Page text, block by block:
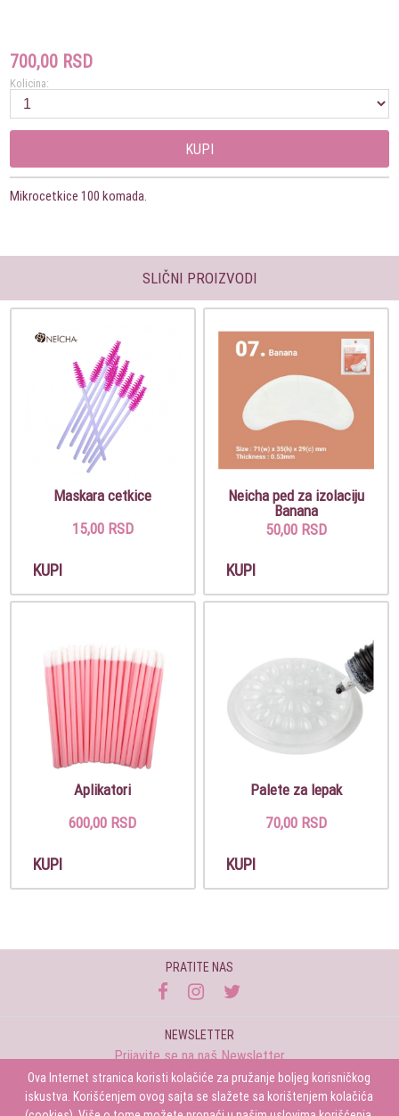
Ova Internet stranica koristi kolačiće za pružanje boljeg korisničkog
iskustva. Korišćenjem ovog sajta se slažete sa korištenjem kolačića
700,00 RSD
Kolicina:
KUPI
Mikrocetkice 100 komada.
SLIČNI PROIZVODI
Maskara cetkice
15,00 RSD
KUPI
Neicha ped za izolaciju
Banana
50,00 RSD
KUPI
Aplikatori
600,00 RSD
KUPI
Palete za lepak
70,00 RSD
KUPI
PRATITE NAS
NEWSLETTER
Prijavite se na naš Newsletter
Prijavi se